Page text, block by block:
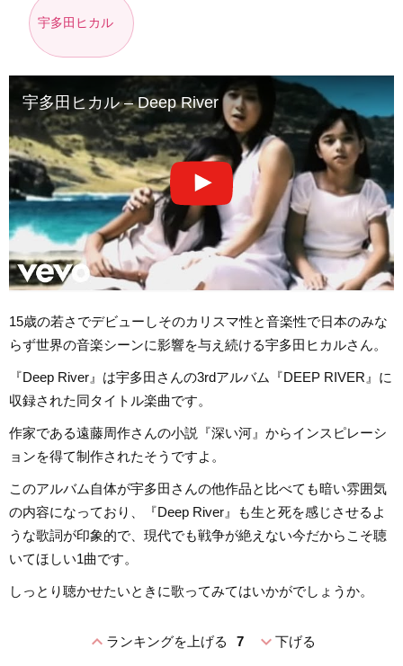
宇多田ヒカル
宇多田ヒカル – Deep River
15歳の若さでデビューしそのカリスマ性と音楽性で日本のみな
らず世界の音楽シーンに影響を与え続ける宇多田ヒカルさん。
『Deep River』は宇多田さんの3rdアルバム『DEEP RIVER』に
収録された同タイトル楽曲です。
作家である遠藤周作さんの小説『深い河』からインスピレーシ
ョンを得て制作されたそうですよ。
このアルバム自体が宇多田さんの他作品と比べても暗い雰囲気
の内容になっており、『Deep River』も生と死を感じさせるよ
うな歌詞が印象的で、現代でも戦争が絶えない今だからこそ聴
いてほしい1曲です。
しっとり聴かせたいときに歌ってみてはいかがでしょうか。
expand_lessランキングを上げる 7 expand_more下げる